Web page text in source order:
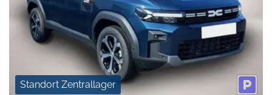
Standort Zentrallager